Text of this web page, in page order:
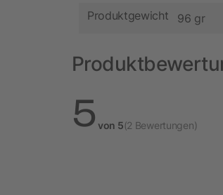
Produktgewicht 96 gr
5 von 5(2 Bewertungen)